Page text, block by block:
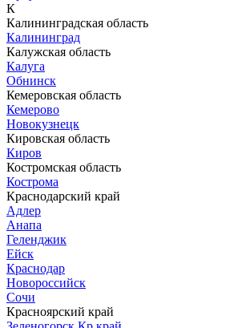
К
Калининградская область
Калининград
Калужская область
Калуга
Обнинск
Кемеровская область
Кемерово
Новокузнецк
Кировская область
Киров
Костромская область
Кострома
Краснодарский край
Адлер
Анапа
Геленджик
Ейск
Краснодар
Новороссийск
Сочи
Красноярский край